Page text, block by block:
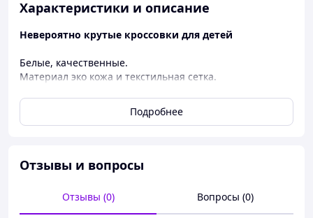
Характеристики и описание
Невероятно крутые кроссовки для детей
Белые, качественные.
Материал эко кожа и текстильная сетка.
Формированный задник.
высокая, гибкая и мягкая подошва
Замеры по стельке до загиба, см:
31 - 19 см
Подробнее
Отзывы и вопросы
Отзывы (0) Вопросы (0)